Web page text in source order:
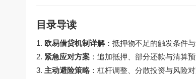
目录导读
欧易借贷机制详解：抵押物不足的触发条件
紧急应对方案 ：追加抵押、部分还款与清算
主动避险策略 ：杠杆调整、分散投资与风险